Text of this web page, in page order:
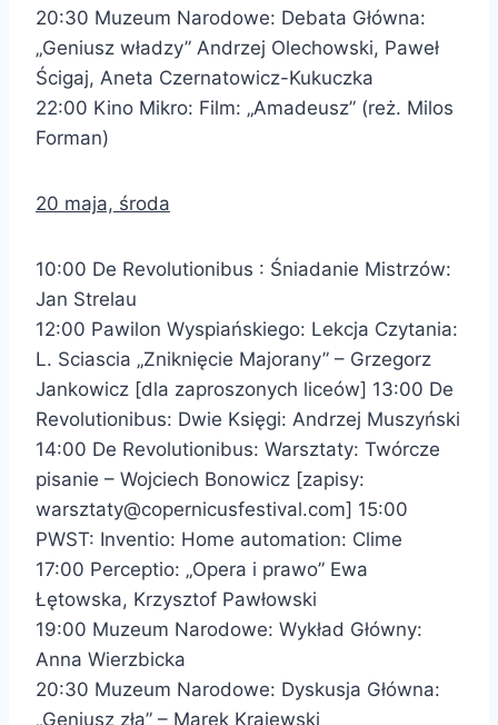
20:30 Muzeum Narodowe: Debata Główna:
„Geniusz władzy” Andrzej Olechowski, Paweł
Ścigaj, Aneta Czernatowicz-Kukuczka
22:00 Kino Mikro: Film: „Amadeusz” (reż. Milos
Forman)
20 maja, środa
10:00 De Revolutionibus : Śniadanie Mistrzów:
Jan Strelau
12:00 Pawilon Wyspiańskiego: Lekcja Czytania:
L. Sciascia „Zniknięcie Majorany” – Grzegorz
Jankowicz [dla zaproszonych liceów] 13:00 De
Revolutionibus: Dwie Księgi: Andrzej Muszyński
14:00 De Revolutionibus: Warsztaty: Twórcze
pisanie – Wojciech Bonowicz [zapisy:
warsztaty@copernicusfestival.com] 15:00
PWST: Inventio: Home automation: Clime
17:00 Perceptio: „Opera i prawo” Ewa
Łętowska, Krzysztof Pawłowski
19:00 Muzeum Narodowe: Wykład Główny:
Anna Wierzbicka
20:30 Muzeum Narodowe: Dyskusja Główna:
„Geniusz zła” – Marek Krajewski